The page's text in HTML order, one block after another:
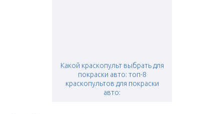
Какой краскопульт выбрать для
покраски авто: топ-8
краскопультов для покраски
авто: